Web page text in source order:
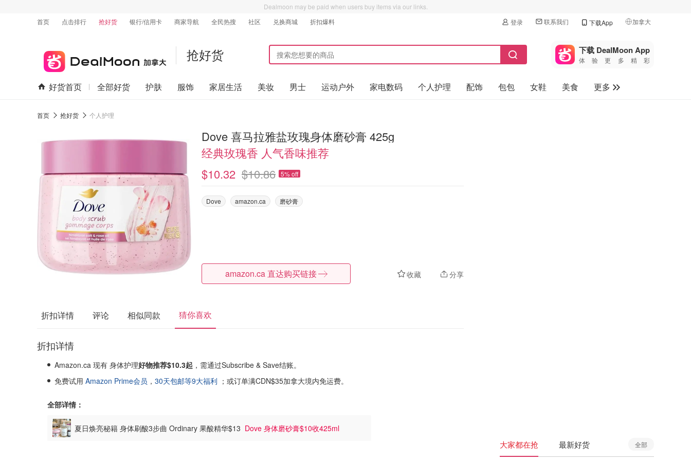
Dealmoon may be paid when users buy items via our links.
首页
点击排行 抢好货 银行/信用卡 商家导航 全民热搜 社区 兑换商城 折扣爆料 登录 联系我们 下载App 加拿大
🇺🇸
美国
🇨🇳中国
🇨🇦加拿大
抢好货 下载 DealMoon App
体验更多精彩
好货首页 全部好货 护肤 服饰 家居生活 美妆 男士 运动户外 家电数码 个人护理 配饰 包包 女鞋 美食
更多
首页 抢好货 个人护理
Dove 喜马拉雅盐玫瑰身体磨砂膏 425g
经典玫瑰香 人气香味推荐
$10.32 $10.86 5% off
Dove amazon.ca 磨砂膏
收藏 分享
amazon.ca 直达购买链接
折扣详情 评论 相似同款 猜你喜欢
折扣详情
Amazon.ca 现有 身体护理好物推荐$10.3起 ，需通过Subscribe & Save结账。
免费试用 Amazon Prime会员 ， 30天包邮等9大福利 ；或订单满CDN$35加拿大境内免运费。
全部详情：
夏日焕亮秘籍 身体刷酸3步曲 Ordinary 果酸精华$13 Dove 身体磨砂膏$10收425ml
大家都在抢 最新好货 全部